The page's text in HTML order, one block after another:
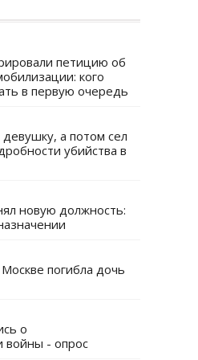
петицию об
кого
в первую очередь
а потом сел
убийства в
новую должность:
погибла дочь
о
войны - опрос